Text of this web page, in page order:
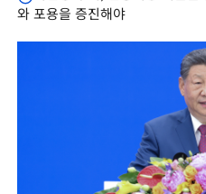
와 포용을 증진해야